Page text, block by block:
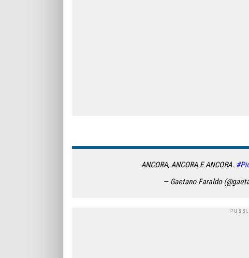
ANCORA, ANCORA E ANCORA.
— Gaetano Faraldo